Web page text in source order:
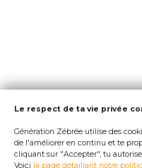
Le respect de ta vie privée
Génération Zébrée utilise des
de l'améliorer en continu et te
cliquant sur "Accepter", tu
Voici la page détaillant notre